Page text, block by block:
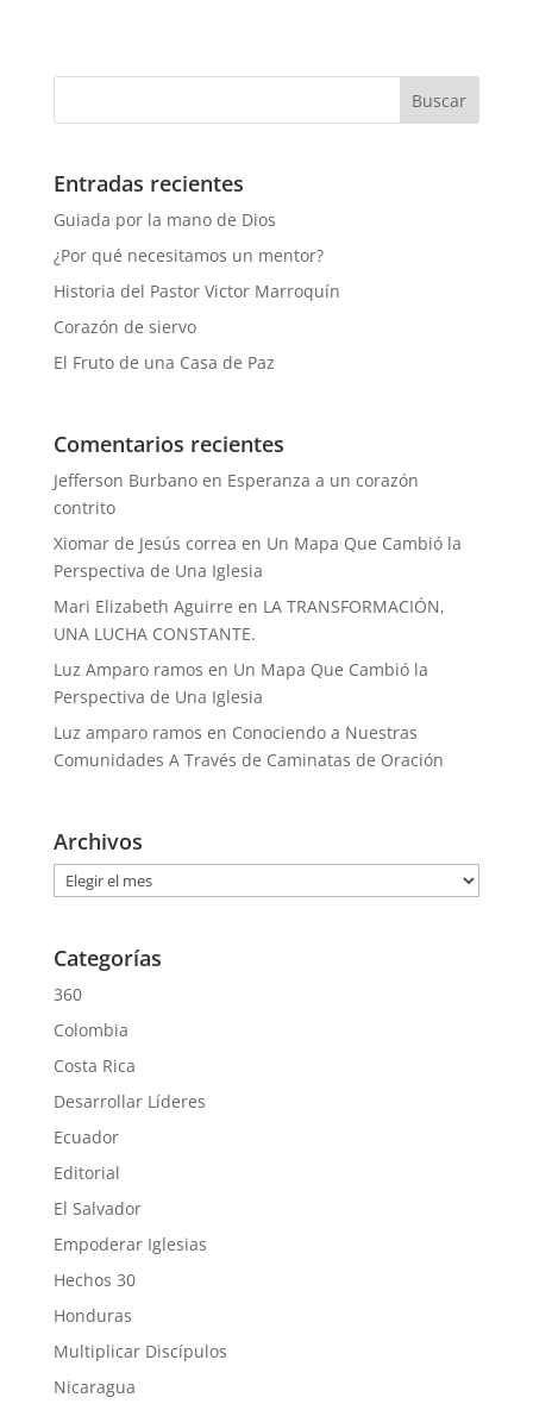
Entradas recientes
Guiada por la mano de Dios
¿Por qué necesitamos un mentor?
Historia del Pastor Victor Marroquín
Corazón de siervo
El Fruto de una Casa de Paz
Comentarios recientes
Jefferson Burbanoen Esperanza a un corazón
contrito
Xiomar de Jesús correa en Un Mapa Que Cambió la
Perspectiva de Una Iglesia
Mari Elizabeth Aguirre en LA TRANSFORMACIÓN,
UNA LUCHA CONSTANTE.
Luz Amparo ramos en Un Mapa Que Cambió la
Perspectiva de Una Iglesia
Luz amparo ramos en Conociendo a Nuestras
Comunidades A Través de Caminatas de Oración
Archivos
Archivos
Categorías
360
Colombia
Costa Rica
Desarrollar Líderes
Ecuador
Editorial
El Salvador
Empoderar Iglesias
Hechos 30
Honduras
Multiplicar Discípulos
Nicaragua